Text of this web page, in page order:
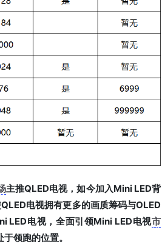
主推QLED电视，如今加入Mini LED背
电视拥有更多的画质筹码与OLED
LED电视，全面引领Mini LED电视市
领跑的位置。